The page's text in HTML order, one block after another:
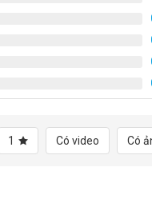
1 Có video Có